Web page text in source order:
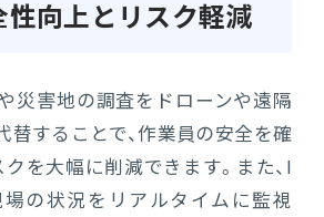
性向上とリスク軽減
災害地の調査をドローンや遠隔
替することで、作業員の安全を確
クを大幅に削減できます。また、I
の状況をリアルタイムに監視